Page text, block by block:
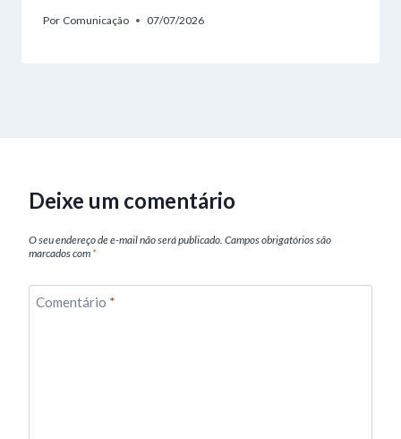
Por Comunicação 07/07/2026
Deixe um comentário
O seu endereço de e-mail não será publicado. Campos obrigatórios são
marcados com *
Comentário *